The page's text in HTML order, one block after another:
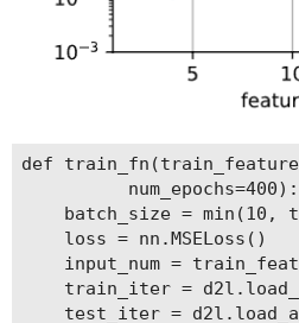
def
          num_epochs=400):
batch_size = min(10,
    loss = nn.MSELoss()
input_num =
train_iter =
test_iter =